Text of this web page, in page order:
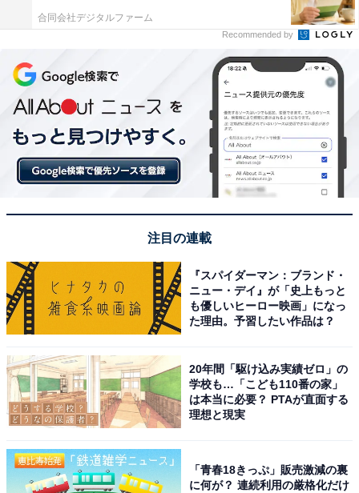
合同会社デジタルファーム
Recommended by
注目の連載
『スパイダーマン：ブランド・
ニュー・デイ』が「史上もっと
も優しいヒーロー映画」になっ
た理由。予習したい作品は？
20年間「駆け込み実績ゼロ」の
学校も…「こども110番の家」
は本当に必要？ PTAが直面する
理想と現実
「青春18きっぷ」販売激減の裏
に何が？ 連続利用の厳格化だけ